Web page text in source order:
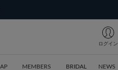
ログイン
MEMBERS BRIDAL NEWS